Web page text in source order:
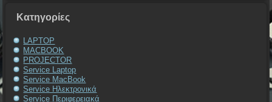
Kατηγορίες
LAPTOP
MACBOOK
PROJECTOR
Service Laptop
Service MacBook
Service Ηλεκτρονικά
Service Περιφερειακά